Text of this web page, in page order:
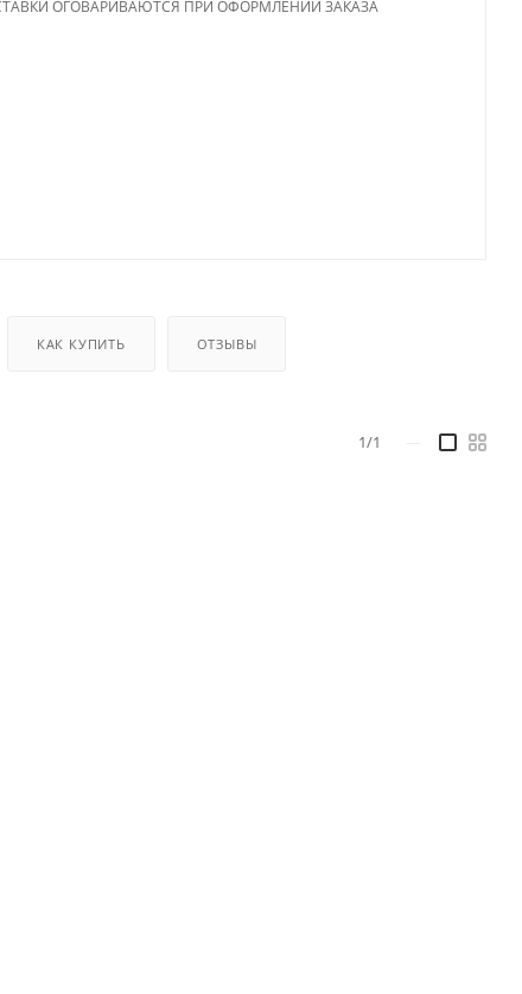
ОГОВАРИВАЮТСЯ ПРИ ОФОРМЛЕНИИ ЗАКАЗА
КАК КУПИТЬ ОТЗЫВЫ
1/1